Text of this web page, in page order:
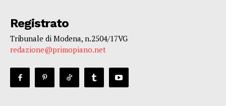
Registrato
Tribunale di Modena, n.2504/17VG
redazione@primopiano.net